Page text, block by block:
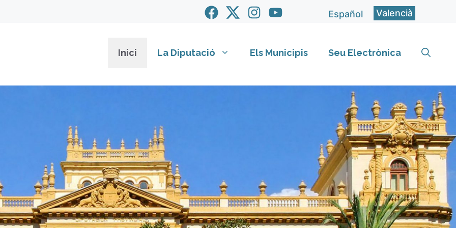
Español Valencià
Inici La Diputació Els Municipis Seu Electrònica